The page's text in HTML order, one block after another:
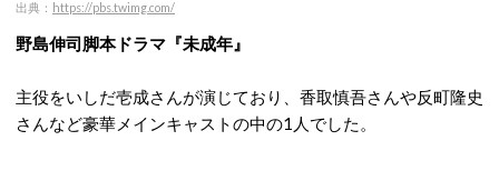
出典： https://pbs.twimg.com/
野島伸司脚本ドラマ『未成年』
主役をいしだ壱成さんが演じており、香取慎吾さんや反町隆史
さんなど豪華メインキャストの中の1人でした。